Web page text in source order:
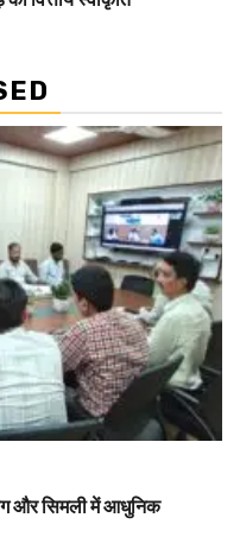
और सिमली में आधुनिक